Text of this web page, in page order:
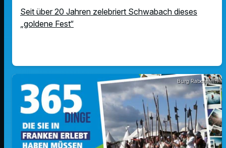
Seit über 20 Jahren zelebriert Schwabach dieses
„goldene Fest“
Burg Rabenstein